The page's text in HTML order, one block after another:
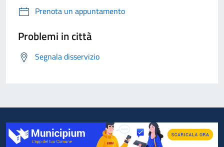
Prenota un appuntamento
Problemi in città
Segnala disservizio